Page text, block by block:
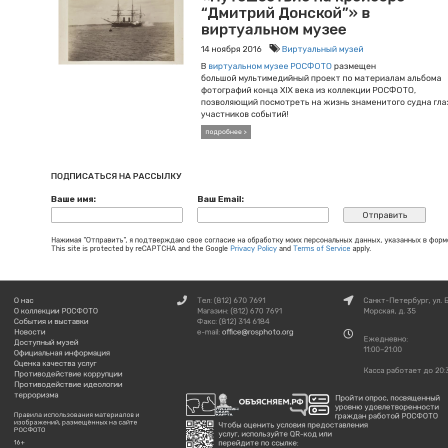
“Дмитрий Донской”» в
виртуальном музее
14 ноября 2016
Виртуальный музей
В виртуальном музее РОСФОТО размещен
большой мультимедийный проект по материалам альбома
фотографий конца XIX века из коллекции РОСФОТО,
позволяющий посмотреть на жизнь знаменитого судна
участников событий!
подробнее >
ПОДПИСАТЬСЯ НА РАССЫЛКУ
Ваше имя: Ваш Email:
Нажимая "Отправить", я подтверждаю свое согласие на обработку моих персональных данных, указанных в
This site is protected by reCAPTCHA and the Google Privacy Policy and Terms of Service apply.
О нас
О коллекции РОСФОТО
События и выставки
Новости
Доступный музей
Официальная информация
Оценка качества услуг
Противодействие коррупции
Противодействие идеологии
терроризма
Правила использования материалов и
изображений, размещённых на сайте
РОСФОТО
16+
Связаться
нами
Тел: (812) 670 7691
Магазин: (812) 670 7691
Факс: (812) 314 6184
e-mail: office@rosphoto.org
Как
добраться
Санкт-Петербург, ул.
Морская, д. 35
работы
Ежедневно:
11:00–21:00
Касса работает до
Пройти опрос, посвященный
уровню удовлетворенности
граждан работой РОСФОТО
Чтобы оценить условия предоставления
услуг, используйте QR-код или
перейдите по ссылке: